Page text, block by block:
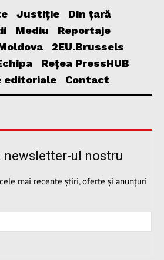
Justiție
Din țară
Mediu
Reportaje
2EU.Brussels
Rețea PressHUB
editoriale
Contact
newsletter-ul nostru
mai recente știri, oferte și anunțuri